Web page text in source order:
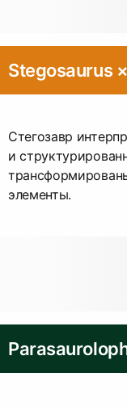
Stegosaurus
Стегозавр
и
элементы.